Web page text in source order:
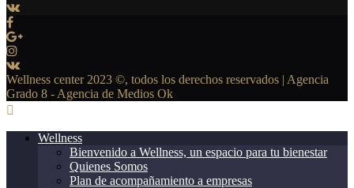
Wellness center 2023 ©, todos los derechos reservados | Agencia
Grado 8 - Agencia de Medios Ok
Wellness
Bienvenido a Wellness, un espacio para tu bienestar
Quienes Somos
Plan de acompañamiento a empresas